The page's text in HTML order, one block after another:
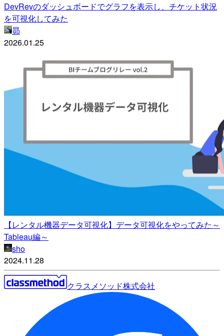
DevRevのダッシュボードでグラフを表示し、チケット状況
を可視化してみた
昴
2026.01.25
【レンタル機器データ可視化】データ可視化をやってみた～
Tableau編～
sho
2024.11.28
クラスメソッド株式会社